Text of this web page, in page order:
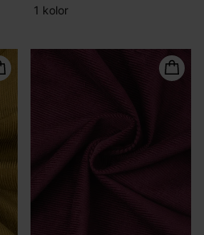
1 kolor